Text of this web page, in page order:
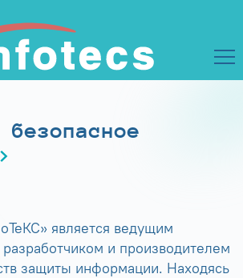
безопасное
является ведущим
и производителем
защиты информации. Находясь